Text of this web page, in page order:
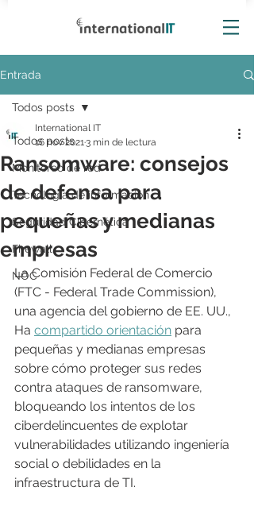
Entrada
Todos posts
Monitoreo de red
Tecnología de información
Seguridad Cibernética
Firewall
NOC
Todos posts
Ransomware: consejos
de defensa para
pequeñas y medianas
empresas
International IT
16 nov 20213 min de lectura
La Comisión Federal de Comercio
(FTC - Federal Trade Commission),
una agencia del gobierno de EE. UU.,
Ha compartido orientación para
pequeñas y medianas empresas
sobre cómo proteger sus redes
contra ataques de ransomware,
bloqueando los intentos de los
ciberdelincuentes de explotar
vulnerabilidades utilizando ingeniería
social o debilidades en la
infraestructura de TI.